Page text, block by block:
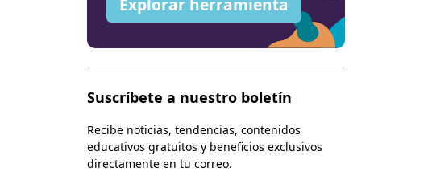
Explorar herramienta
Suscríbete a nuestro boletín
Recibe noticias, tendencias, contenidos
educativos gratuitos y beneficios exclusivos
directamente en tu correo.